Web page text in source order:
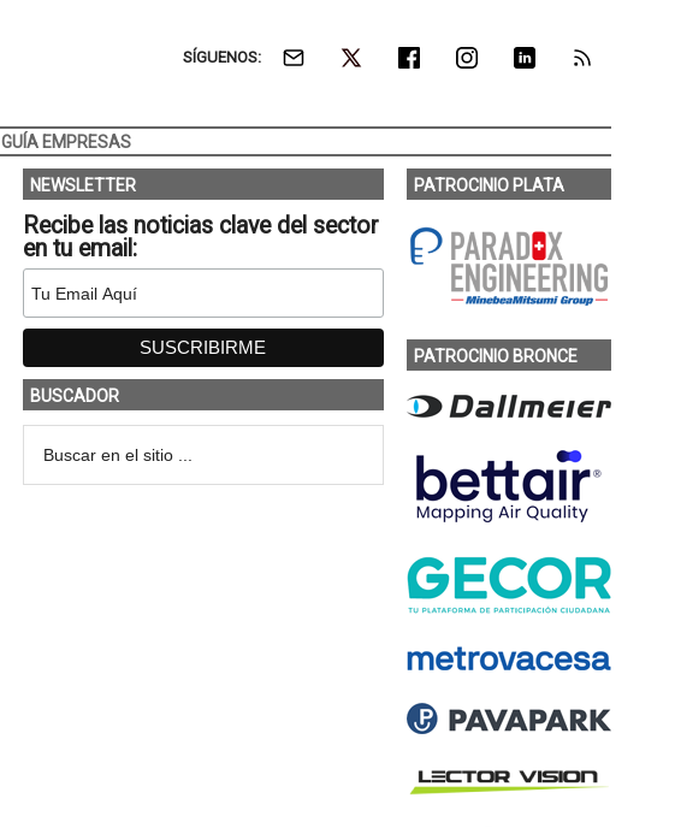
SÍGUENOS:
GUÍA EMPRESAS
NEWSLETTER
Recibe las noticias clave del sector
en tu email:
BUSCADOR
PATROCINIO PLATA
PATROCINIO BRONCE